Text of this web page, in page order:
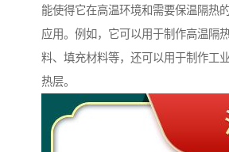
能使得它在高温环境和需要保温隔热
应用。例如，它可以用于制作高温隔
料、填充材料等，还可以用于制作工
热层。